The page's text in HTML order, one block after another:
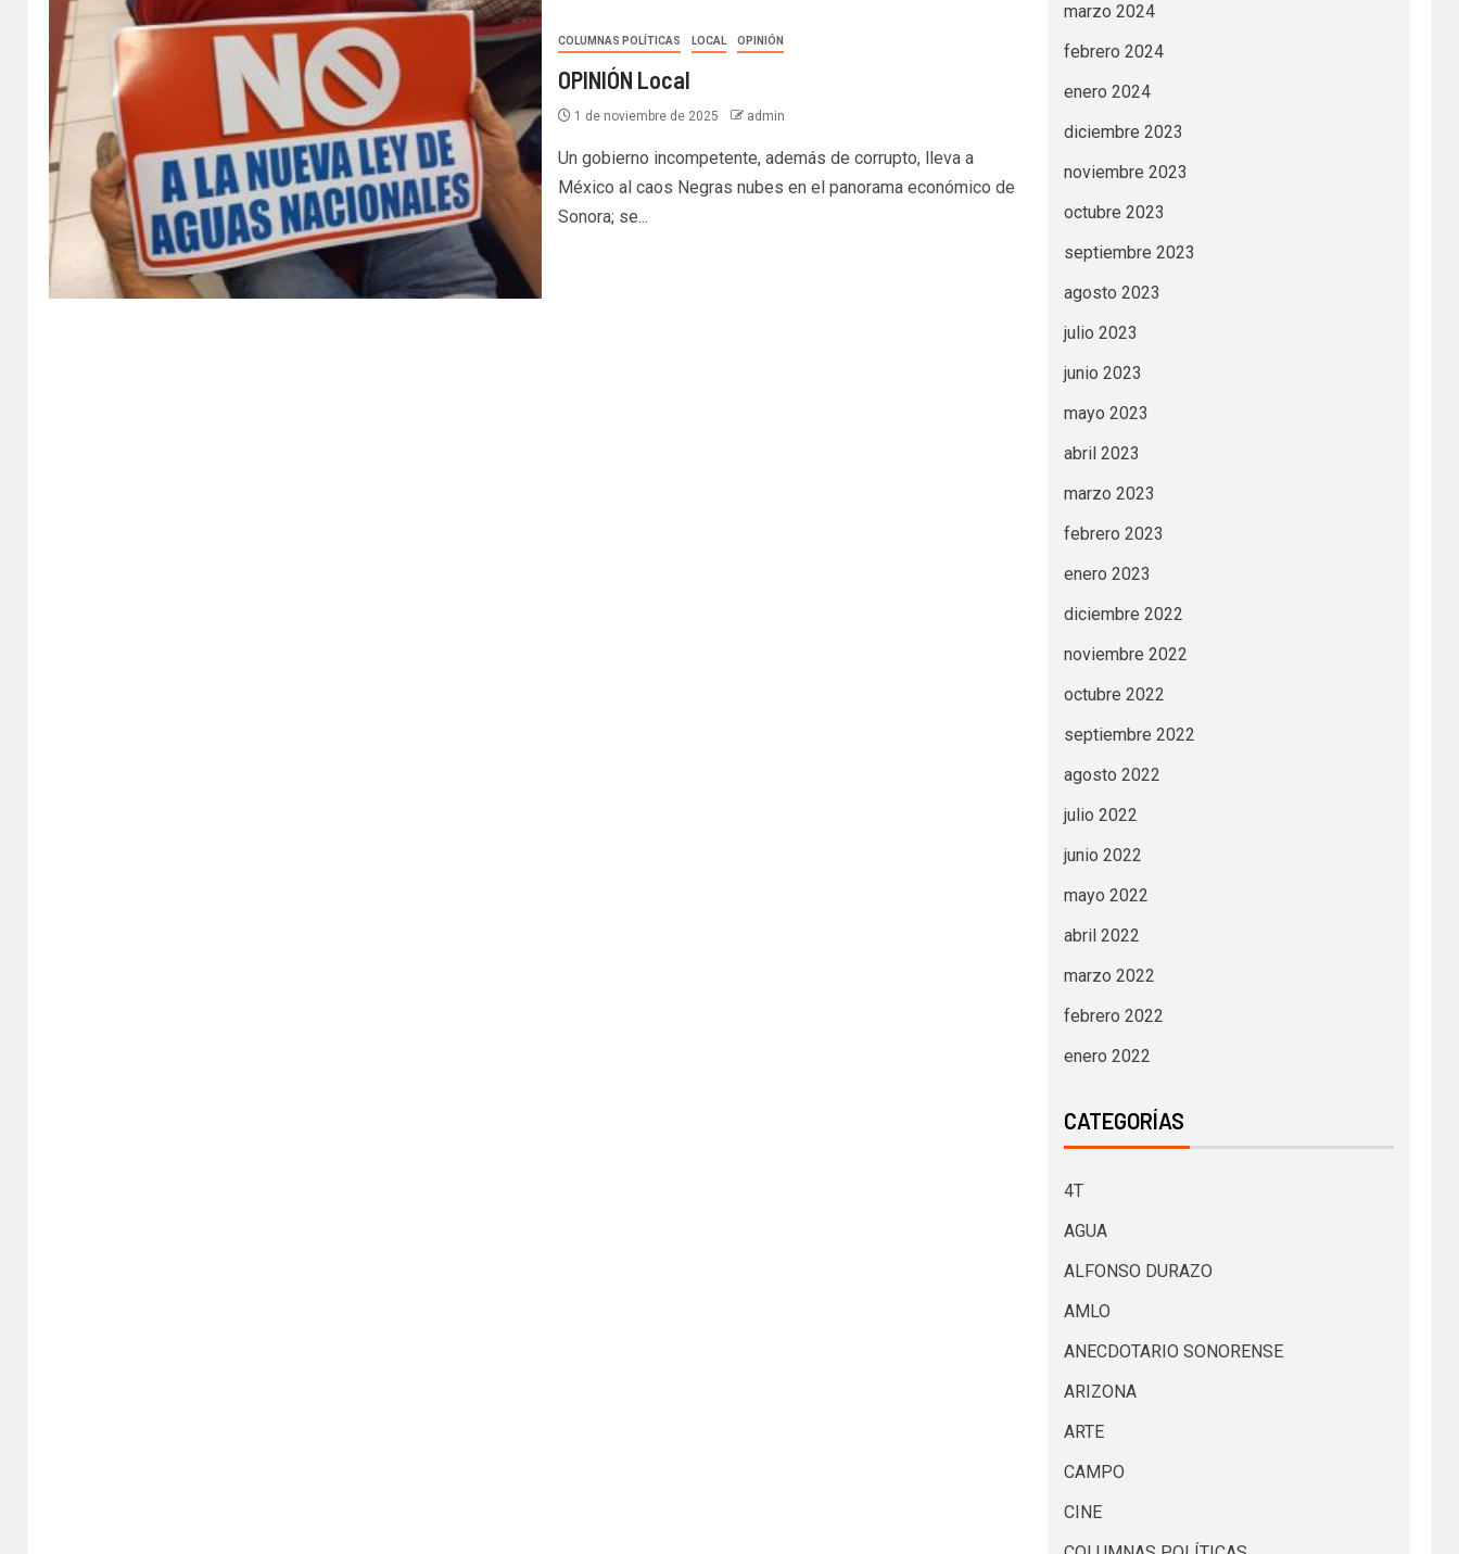
COLUMNAS POLÍTICAS LOCAL OPINIÓN
OPINIÓN Local
1 de noviembre de 2025 admin
Un gobierno incompetente, además de corrupto, lleva a
México al caos Negras nubes en el panorama económico de
Sonora; se...
marzo 2024
febrero 2024
enero 2024
diciembre 2023
noviembre 2023
octubre 2023
septiembre 2023
agosto 2023
julio 2023
junio 2023
mayo 2023
abril 2023
marzo 2023
febrero 2023
enero 2023
diciembre 2022
noviembre 2022
octubre 2022
septiembre 2022
agosto 2022
julio 2022
junio 2022
mayo 2022
abril 2022
marzo 2022
febrero 2022
enero 2022
CATEGORÍAS
4T
AGUA
ALFONSO DURAZO
AMLO
ANECDOTARIO SONORENSE
ARIZONA
ARTE
CAMPO
CINE